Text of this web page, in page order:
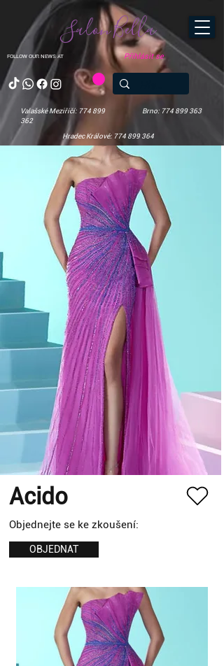
FOLLOW OUR NEWS AT
Salon Bella
Valašské Meziříčí: 774 899
362
Brno: 774 899 363
Hradec Králové: 774 899 364
Přihlásit se
Acido
Objednejte se ke zkoušení:
OBJEDNAT